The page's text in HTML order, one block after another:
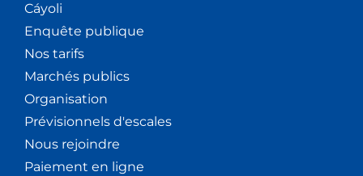
Cáyoli
Enquête publique
Nos tarifs
Marchés publics
Organisation
Prévisionnels d'escales
Nous rejoindre
Paiement en ligne